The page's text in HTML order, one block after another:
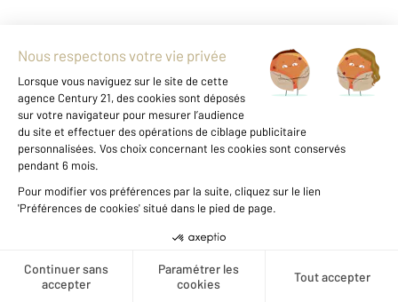
Créer une alerte
PERIGUEUX 24
71,50 m2, 3 pièces
Ref : 21044
Appartement F3 à louer
750 €
PERIGUEUX Découvrez cet appartement cosy